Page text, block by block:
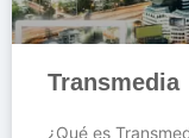
Transmedia
¿Qué es